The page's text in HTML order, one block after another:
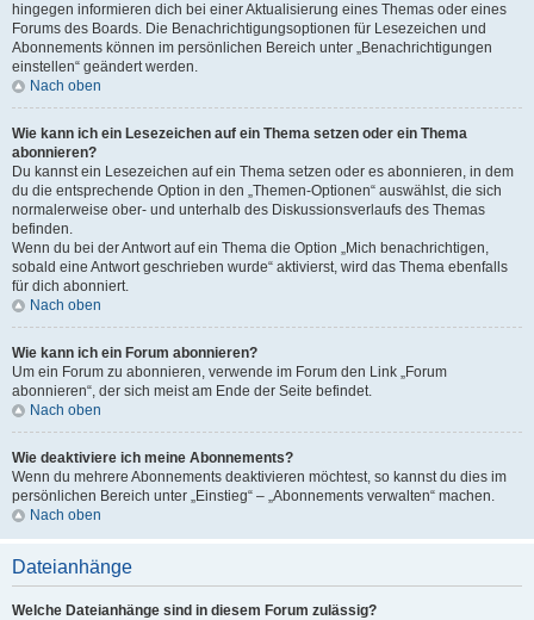
hingegen informieren dich bei einer Aktualisierung eines Themas oder eines
Forums des Boards. Die Benachrichtigungsoptionen für Lesezeichen und
Abonnements können im persönlichen Bereich unter „Benachrichtigungen
einstellen“ geändert werden.
Nach oben
Wie kann ich ein Lesezeichen auf ein Thema setzen oder ein Thema
abonnieren?
Du kannst ein Lesezeichen auf ein Thema setzen oder es abonnieren, in dem
du die entsprechende Option in den „Themen-Optionen“ auswählst, die sich
normalerweise ober- und unterhalb des Diskussionsverlaufs des Themas
befinden.
Wenn du bei der Antwort auf ein Thema die Option „Mich benachrichtigen,
sobald eine Antwort geschrieben wurde“ aktivierst, wird das Thema ebenfalls
für dich abonniert.
Nach oben
Wie kann ich ein Forum abonnieren?
Um ein Forum zu abonnieren, verwende im Forum den Link „Forum
abonnieren“, der sich meist am Ende der Seite befindet.
Nach oben
Wie deaktiviere ich meine Abonnements?
Wenn du mehrere Abonnements deaktivieren möchtest, so kannst du dies im
persönlichen Bereich unter „Einstieg“ – „Abonnements verwalten“ machen.
Nach oben
Dateianhänge
Welche Dateianhänge sind in diesem Forum zulässig?